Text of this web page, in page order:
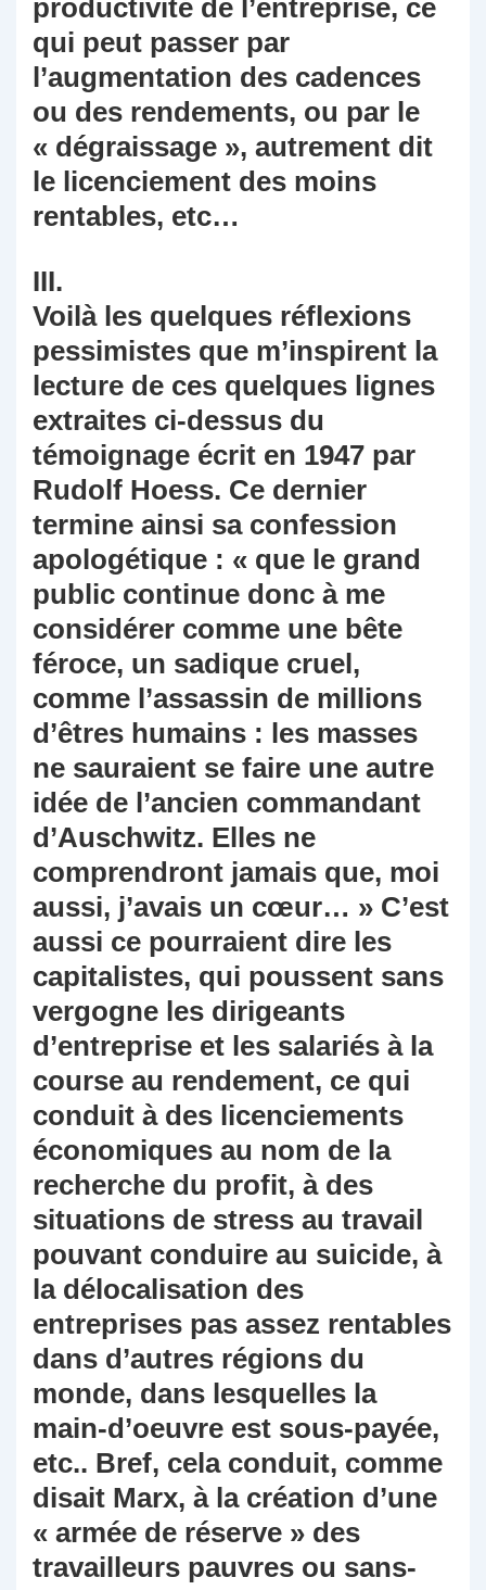
productivité de l’entreprise, ce
qui peut passer par
l’augmentation des cadences
ou des rendements, ou par le
« dégraissage », autrement dit
le licenciement des moins
rentables, etc…
III.
Voilà les quelques réflexions
pessimistes que m’inspirent la
lecture de ces quelques lignes
extraites ci-dessus du
témoignage écrit en 1947 par
Rudolf Hoess. Ce dernier
termine ainsi sa confession
apologétique : « que le grand
public continue donc à me
considérer comme une bête
féroce, un sadique cruel,
comme l’assassin de millions
d’êtres humains : les masses
ne sauraient se faire une autre
idée de l’ancien commandant
d’Auschwitz. Elles ne
comprendront jamais que, moi
aussi, j’avais un cœur… » C’est
aussi ce pourraient dire les
capitalistes, qui poussent sans
vergogne les dirigeants
d’entreprise et les salariés à la
course au rendement, ce qui
conduit à des licenciements
économiques au nom de la
recherche du profit, à des
situations de stress au travail
pouvant conduire au suicide, à
la délocalisation des
entreprises pas assez rentables
dans d’autres régions du
monde, dans lesquelles la
main-d’oeuvre est sous-payée,
etc.. Bref, cela conduit, comme
disait Marx, à la création d’une
« armée de réserve » des
travailleurs pauvres ou sans-